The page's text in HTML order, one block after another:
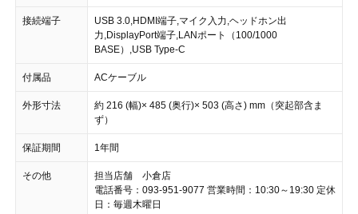
接続端子
USB 3.0,HDMI端子,マイク入力,ヘッドホン出
力,DisplayPort端子,LANポート（100/1000
BASE）,USB Type-C
付属品 ACケーブル
外形寸法
約 216 (幅)× 485 (奥行)× 503 (高さ) mm（突起部含ま
ず）
保証期間 1年間
その他
担当店舗 小倉店
電話番号：093-951-9077 営業時間：10:30～19:30 定休
日：毎週木曜日